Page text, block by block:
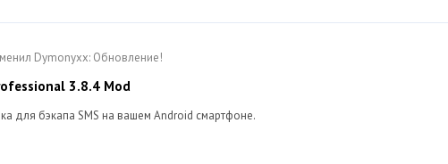
Dymonyxx: Обновление!
3.8.4 Mod
для бэкапа SMS на вашем Android смартфоне.